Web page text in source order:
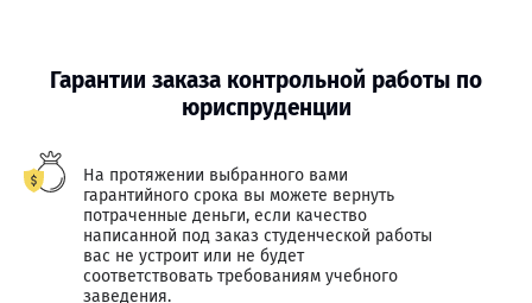
Гарантии заказа контрольной работы по
юриспруденции
На протяжении выбранного вами
гарантийного срока вы можете вернуть
потраченные деньги, если качество
написанной под заказ студенческой работы
вас не устроит или не будет
соответствовать требованиям учебного
заведения.